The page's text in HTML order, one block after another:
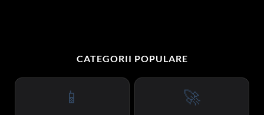
CATEGORII POPULARE
📱 🚀